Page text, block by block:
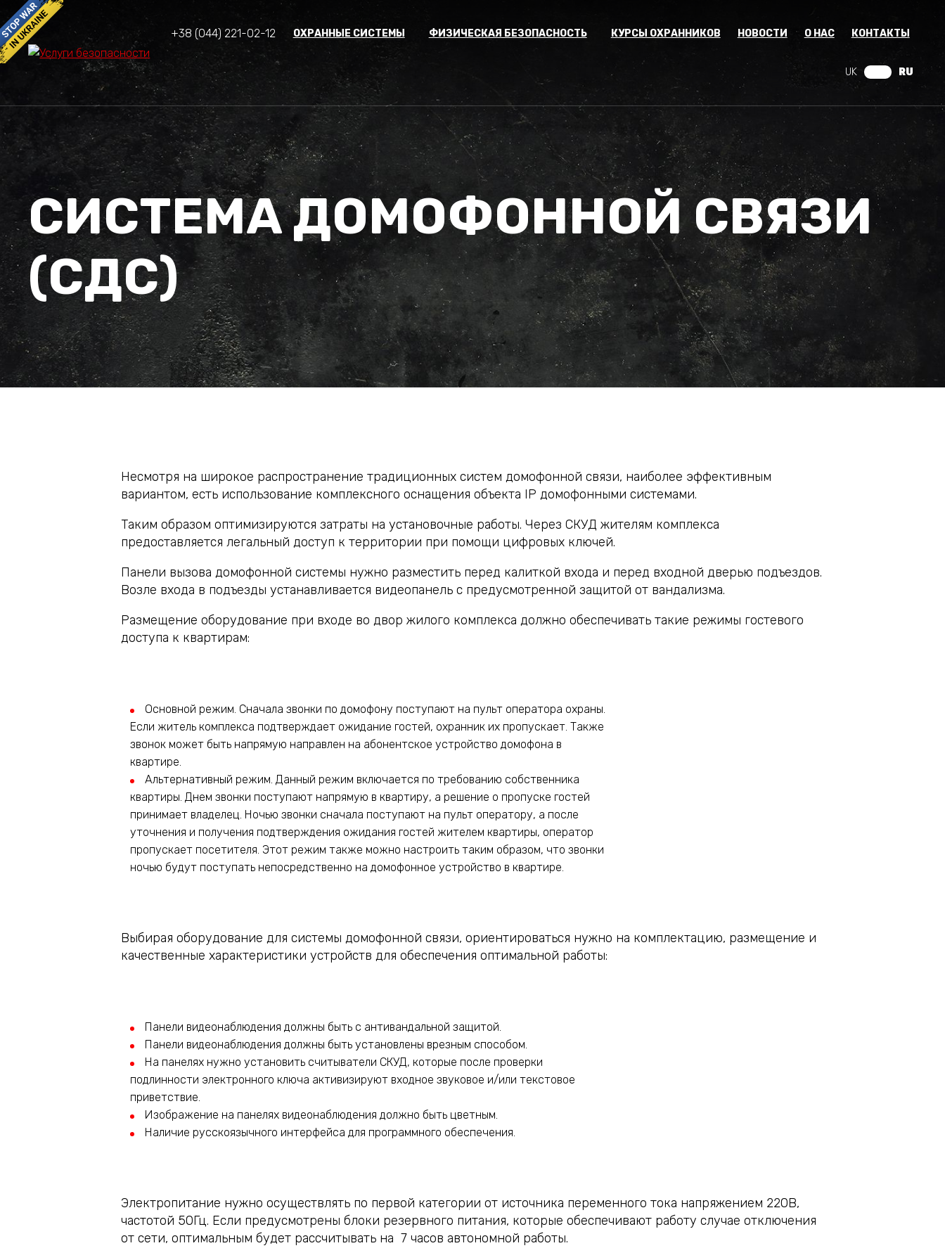
+38 (044) 221-02-12
UK RU
ОХРАННЫЕ СИСТЕМЫ ФИЗИЧЕСКАЯ БЕЗОПАСНОСТЬ КУРСЫ ОХРАННИКОВ НОВОСТИ О НАС КОНТАКТЫ
СИСТЕМА ДОМОФОННОЙ СВЯЗИ
(СДС)
Несмотря на широкое распространение традиционных систем домофонной связи, наиболее эффективным
вариантом, есть использование комплексного оснащения объекта IP домофонными системами.
Таким образом оптимизируются затраты на установочные работы. Через СКУД жителям комплекса
предоставляется легальный доступ к территории при помощи цифровых ключей.
Панели вызова домофонной системы нужно разместить перед калиткой входа и перед входной дверью подъездов.
Возле входа в подъезды устанавливается видеопанель с предусмотренной защитой от вандализма.
Размещение оборудование при входе во двор жилого комплекса должно обеспечивать такие режимы гостевого
доступа к квартирам:
Основной режим. Сначала звонки по домофону поступают на пульт оператора охраны.
Если житель комплекса подтверждает ожидание гостей, охранник их пропускает. Также
звонок может быть напрямую направлен на абонентское устройство домофона в
квартире.
Альтернативный режим. Данный режим включается по требованию собственника
квартиры. Днем звонки поступают напрямую в квартиру, а решение о пропуске гостей
принимает владелец. Ночью звонки сначала поступают на пульт оператору, а после
уточнения и получения подтверждения ожидания гостей жителем квартиры, оператор
пропускает посетителя. Этот режим также можно настроить таким образом, что звонки
ночью будут поступать непосредственно на домофонное устройство в квартире.
Выбирая оборудование для системы домофонной связи, ориентироваться нужно на комплектацию, размещение и
качественные характеристики устройств для обеспечения оптимальной работы:
Панели видеонаблюдения должны быть с антивандальной защитой.
Панели видеонаблюдения должны быть установлены врезным способом.
На панелях нужно установить считыватели СКУД, которые после проверки
подлинности электронного ключа активизируют входное звуковое и/или текстовое
приветствие.
Изображение на панелях видеонаблюдения должно быть цветным.
Наличие русскоязычного интерфейса для программного обеспечения.
Электропитание нужно осуществлять по первой категории от источника переменного тока напряжением 220В,
частотой 50Гц. Если предусмотрены блоки резервного питания, которые обеспечивают работу случае отключения
от сети, оптимальным будет рассчитывать на 7 часов автономной работы.